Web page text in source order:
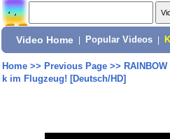
Video Home Popular Videos
Home>> Previous Page>>
k im Flugzeug! [Deutsch/HD]